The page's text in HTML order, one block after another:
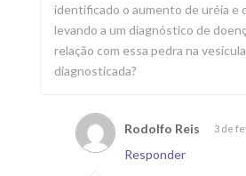
identificado o aumento de uréia e
levando a um diagnóstico de
relação com essa pedra na
diagnosticada?
Rodolfo Reis 3 de
Responder